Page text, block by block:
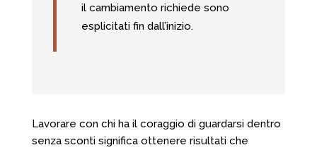
il cambiamento richiede sono
esplicitati fin dall’inizio.
Lavorare con chi ha il coraggio di guardarsi dentro
senza sconti significa ottenere risultati che